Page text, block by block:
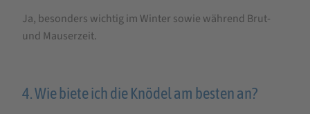
Ja, besonders wichtig im Winter sowie während Brut-
und Mauserzeit.
4. Wie biete ich die Knödel am besten an?